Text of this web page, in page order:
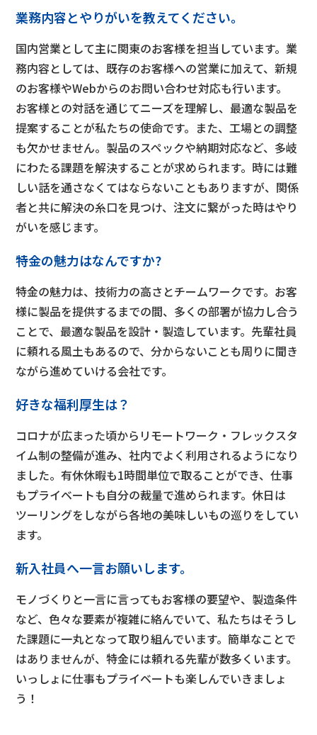
業務内容とやりがいを教えてください。
国内営業として主に関東のお客様を担当しています。業
務内容としては、既存のお客様への営業に加えて、新規
のお客様やWebからのお問い合わせ対応も行います。
お客様との対話を通じてニーズを理解し、最適な製品を
提案することが私たちの使命です。また、工場との調整
も欠かせません。製品のスペックや納期対応など、多岐
にわたる課題を解決することが求められます。時には難
しい話を通さなくてはならないこともありますが、関係
者と共に解決の糸口を見つけ、注文に繋がった時はやり
がいを感じます。
特金の魅力はなんですか?
特金の魅力は、技術力の高さとチームワークです。お客
様に製品を提供するまでの間、多くの部署が協力し合う
ことで、最適な製品を設計・製造しています。先輩社員
に頼れる風土もあるので、分からないことも周りに聞き
ながら進めていける会社です。
好きな福利厚生は？
コロナが広まった頃からリモートワーク・フレックスタ
イム制の整備が進み、社内でよく利用されるようになり
ました。有休休暇も1時間単位で取ることができ、仕事
もプライベートも自分の裁量で進められます。休日は
ツーリングをしながら各地の美味しいもの巡りをしてい
ます。
新入社員へ一言お願いします。
モノづくりと一言に言ってもお客様の要望や、製造条件
など、色々な要素が複雑に絡んでいて、私たちはそうし
た課題に一丸となって取り組んでいます。簡単なことで
はありませんが、特金には頼れる先輩が数多くいます。
いっしょに仕事もプライベートも楽しんでいきましょ
う！